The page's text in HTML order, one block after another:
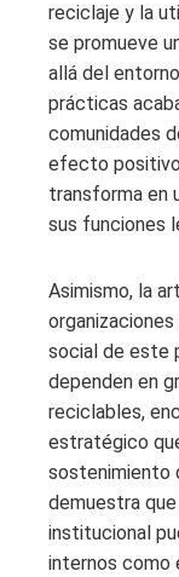
reciclaje y la
se promueve
allá del
prácticas
comunidades
efecto positivo
transforma en
sus funciones
Asimismo, la
social de este
dependen en
reciclables,
estratégico
sostenimiento
demuestra
institucional
internos como